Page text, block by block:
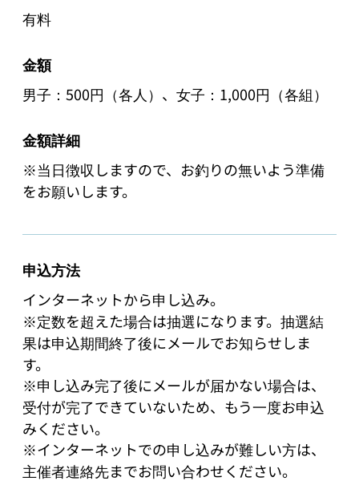
有料
金額
男子：500円（各人）、女子：1,000円（各組）
金額詳細
※当日徴収しますので、お釣りの無いよう準備
をお願いします。
申込方法
インターネットから申し込み。
※定数を超えた場合は抽選になります。抽選結
果は申込期間終了後にメールでお知らせしま
す。
※申し込み完了後にメールが届かない場合は、
受付が完了できていないため、もう一度お申込
みください。
※インターネットでの申し込みが難しい方は、
主催者連絡先までお問い合わせください。